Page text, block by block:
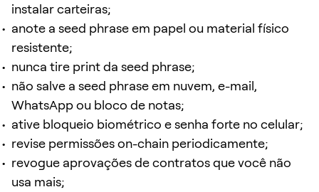
instalar carteiras;
anote a seed phrase em papel ou material físico
resistente;
nunca tire print da seed phrase;
não salve a seed phrase em nuvem, e-mail,
WhatsApp ou bloco de notas;
ative bloqueio biométrico e senha forte no celular;
revise permissões on-chain periodicamente;
revogue aprovações de contratos que você não
usa mais;